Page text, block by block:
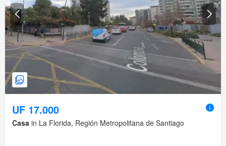
UF 17.000
Casa in La Florida, Región Metropolitana de Santiago